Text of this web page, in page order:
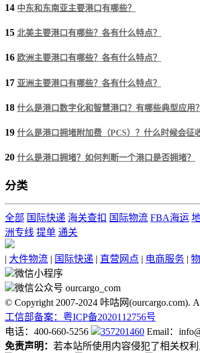
14 中东和东南亚主要港口有哪些？
15 北美主要港口有哪些？各有什么特点？
16 欧洲主要港口有哪些？各有什么特点？
17 亚洲主要港口有哪些？各有什么特点？
18 什么是港口数字化和智慧港口？有哪些典型应用？
19 什么是港口拥堵附加费（PCS）？什么时候会征
20 什么是港口拥堵？如何判断一个港口是否拥堵？
分类
全部 国际快递 海关查扣 国际物流 FBA海运
洲专线 提单 通关
| 大件物流 | 国际快递 | 直营网点 | 电商服务 |
微信小程序
微信公众号 ourcargo_com
© Copyright 2007-2024 咔咕网(ourcargo.com).
工信部备案：粤ICP备2020112756号
电话：400-660-5256
357201460 Email：
免责声明： 若本站所使用内容侵犯了相关权